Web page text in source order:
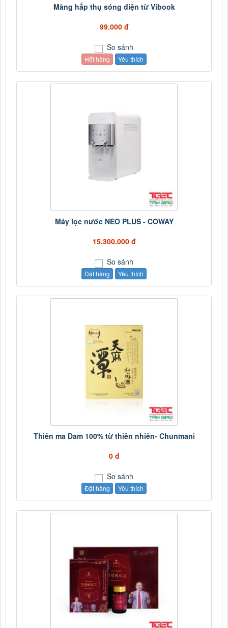
Màng hấp thụ sóng điện từ Vibook
99.000 đ
So sánh
Hết hàng Yêu thích
Máy lọc nước NEO PLUS - COWAY
15.300.000 đ
So sánh
Đặt hàng Yêu thích
Thiên ma Dam 100% từ thiên nhiên- Chunmani
0 đ
So sánh
Đặt hàng Yêu thích